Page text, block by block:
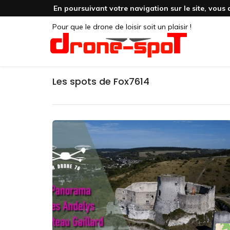
En poursuivant votre navigation sur le site, vous
Pour que le drone de loisir soit un plaisir !
Les spots de Fox7614